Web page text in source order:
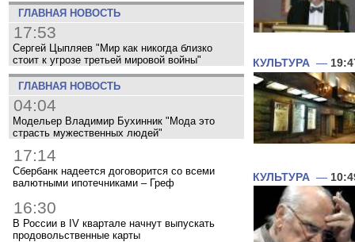
ГЛАВНАЯ НОВОСТЬ
17:53
Сергей Цыпляев "Мир как никогда близко
стоит к угрозе третьей мировой войны"
ГЛАВНАЯ НОВОСТЬ
04:04
Модельер Владимир Бухинник "Мода это
страсть мужественных людей"
17:14
Сбербанк надеется договорится со всеми
валютными ипотечниками – Греф
16:30
В России в IV квартале начнут выпускать
продовольственные карты
КУЛЬТУРА —
КУЛЬТУРА —